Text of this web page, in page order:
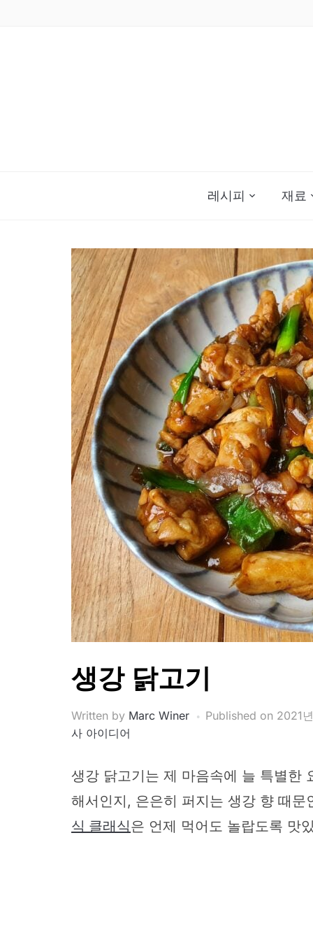
레시피 재료
생강 닭고기
Written by Marc Winer Published on 2021
사 아이디어
생강 닭고기는 제 마음속에 늘 특별한
해서인지, 은은히 퍼지는 생강 향 때
식 클래식은 언제 먹어도 놀랍도록 맛